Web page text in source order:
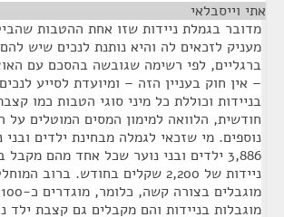
אתי וייסבלאי
מדובר בגמלת ניידות שזו אחת ההטבות
מעניק לזכאים לה והיא נותנת לנכים שיש
– אין חוק בעניין הזה – ומיועדת לסייע
בניידות וכוללת כל מיני סוגי הטבות כמו
חודשית, הלוואה למימון המסים המוטלים על
נוספים. מי שזכאי לגמלה מבחינת ילדים
3,886 ילדים ובני נוער שכל אחד מהם
ניידות של 2,200 שקלים בחודש. ברוב
מוגבלות בניידות והם מקבלים גם קצבת ילד